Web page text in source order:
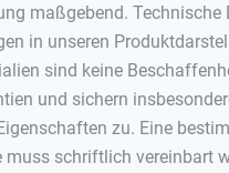
maßgebend. Technische
in unseren
sind keine
und sichern
zu. Eine
muss schriftlich vereinbart